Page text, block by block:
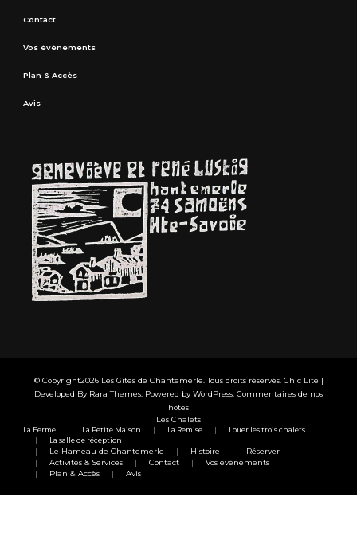
Contact
Vos évènements
Plan & Accès
Avis
© Copyright2026 Les Gîtes de Chantemerle . Tous droits réservés. Chic Lite |
Developed By Rara Themes . Powered by WordPress Commentaires de nos
hôtes
Les Chalets
La Ferme La Petite Maison La Remise
Louer les trois chalets
La salle de réception
Le Hameau de Chantemerle Histoire
Réserver
Activités & Services
Contact
Vos évènements
Plan & Accès
Avis